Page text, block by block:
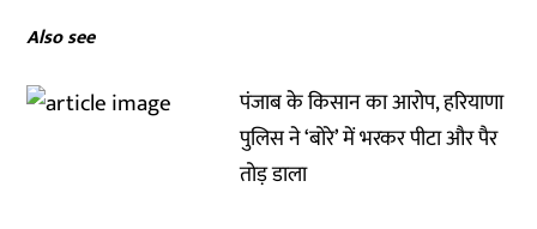
Also see
पंजाब के किसान का आरोप, हरियाणा
पुलिस ने ‘बोरे’ में भरकर पीटा और पैर
तोड़ डाला